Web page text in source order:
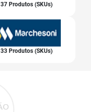
37 Produtos (SKUs)
33 Produtos (SKUs)